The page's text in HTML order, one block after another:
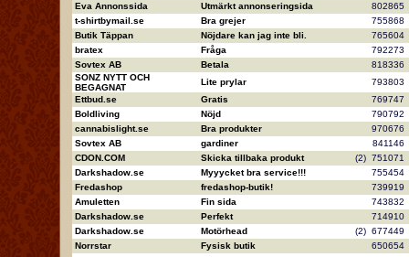
Eva Annonssida
Utmärkt annonseringsida
802865
t-shirtbymail.se
Bra grejer
755868
Butik Täppan
Nöjdare kan jag inte bli.
765604
bratex
Fråga
792273
Sovtex AB
Betala
818336
SONZ NYTT OCH
BEGAGNAT
Lite prylar
793803
Ettbud.se
Gratis
769747
Boldliving
Nöjd
790792
cannabislight.se
Bra produkter
970676
Sovtex AB
gardiner
841146
CDON.COM
Skicka tillbaka produkt (2) 751071
Darkshadow.se
Myyycket bra service!!!
755454
Fredashop
fredashop-butik!
739919
Amuletten
Fin sida
743832
Darkshadow.se
Perfekt
714910
Darkshadow.se
Motörhead (2) 677449
Norrstar
Fysisk butik
650654